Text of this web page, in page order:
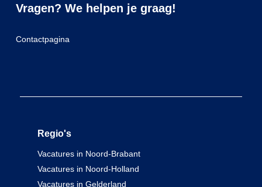
Vragen? We helpen je graag!
Contactpagina
Regio's
Vacatures in Noord-Brabant
Vacatures in Noord-Holland
Vacatures in Gelderland